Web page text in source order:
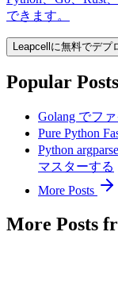
できます。
Leapcellに無料でデプ
Popular Posts
Golang でフ
Pure Python
Python
マスターする
More Posts
More Posts